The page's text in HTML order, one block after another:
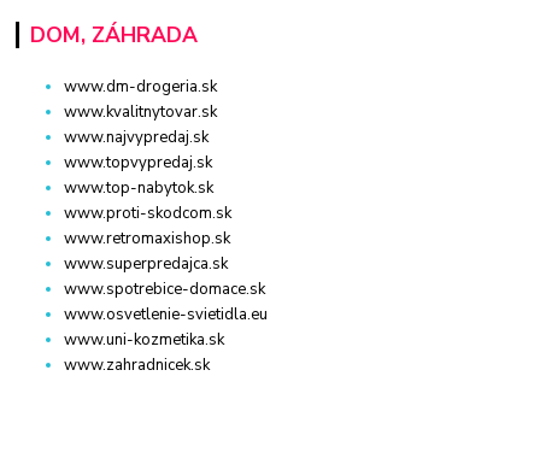
DOM, ZÁHRADA
www.dm-drogeria.sk
www.kvalitnytovar.sk
www.najvypredaj.sk
www.topvypredaj.sk
www.top-nabytok.sk
www.proti-skodcom.sk
www.retromaxishop.sk
www.superpredajca.sk
www.spotrebice-domace.sk
www.osvetlenie-svietidla.eu
www.uni-kozmetika.sk
www.zahradnicek.sk